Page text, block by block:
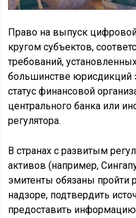
Право на выпуск
кругом субъектов,
требований,
большинстве юрисдикций
статус финансовой
центрального банка или
регулятора.
В странах с развитым
активов (например,
эмитенты обязаны пройти
надзоре, подтвердить
предоставить информацию